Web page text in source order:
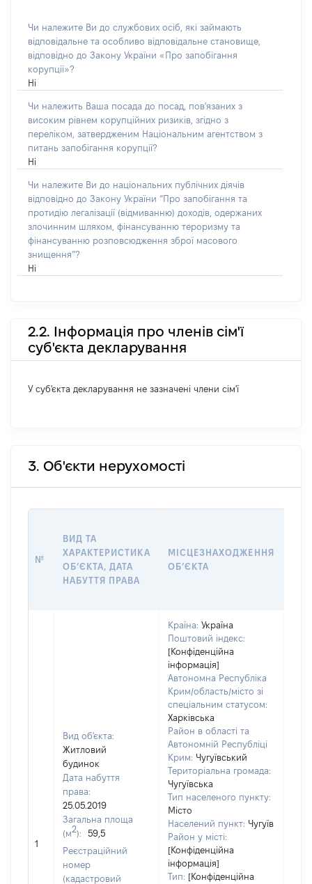
Чи належите Ви до службових осіб, які займають
відповідальне та особливо відповідальне становище,
відповідно до Закону України «Про запобігання
корупції»?
Ні
Чи належить Ваша посада до посад, пов'язаних з
високим рівнем корупційних ризиків, згідно з
переліком, затвердженим Національним агентством з
питань запобігання корупції?
Ні
Чи належите Ви до національних публічних діячів
відповідно до Закону України “Про запобігання та
протидію легалізації (відмиванню) доходів, одержаних
злочинним шляхом, фінансуванню тероризму та
фінансуванню розповсюдження зброї масового
знищення”?
Ні
2.2. Інформація про членів сім'ї
суб'єкта декларування
У суб'єкта декларування не зазначені члени сім'ї
3. Об'єкти нерухомості
№
ВИД ТА
ХАРАКТЕРИСТИКА
ОБʼЄКТА, ДАТА
НАБУТТЯ ПРАВА
МІСЦЕЗНАХОДЖЕННЯ
ОБʼЄКТА
1
Вид об'єкта:
Житловий
будинок
Дата набуття
права:
25.05.2019
Загальна площа
(м2):
59,5
Реєстраційний
номер
(кадастровий
Країна: Україна
Поштовий індекс:
[Конфіденційна
інформація]
Автономна Республіка
Крим/область/місто зі
спеціальним статусом:
Харківська
Район в області та
Автономній Республіці
Крим: Чугуївський
Територіальна громада:
Чугуївська
Тип населеного пункту:
Місто
Населений пункт: Чугуїв
Район у місті:
[Конфіденційна
інформація]
Тип: [Конфіденційна